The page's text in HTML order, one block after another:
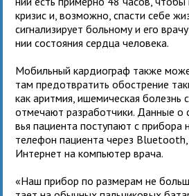
кри­зис и, воз­можно, спа­сти себе
сиг­на­ли­зи­рует боль­ному и его
нии состо­я­ния сердца человека.
Мобильный кар­дио­граф также
там предот­вра­тить обостре­ние
как арит­мия, ише­ми­че­ская болезнь
отме­чают раз­ра­бот­чики. Данные о
вья паци­ента посту­пают с при­бора
теле­фон паци­ента через
Интернет на ком­пью­тер врача.
«Наш при­бор по раз­ме­рам не